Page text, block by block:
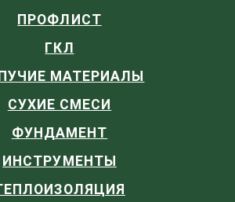
ПРОФЛИСТ
ГКЛ
МАТЕРИАЛЫ
СУХИЕ СМЕСИ
ФУНДАМЕНТ
ИНСТРУМЕНТЫ